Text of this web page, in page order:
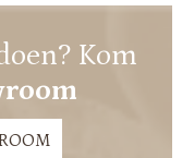
Kom